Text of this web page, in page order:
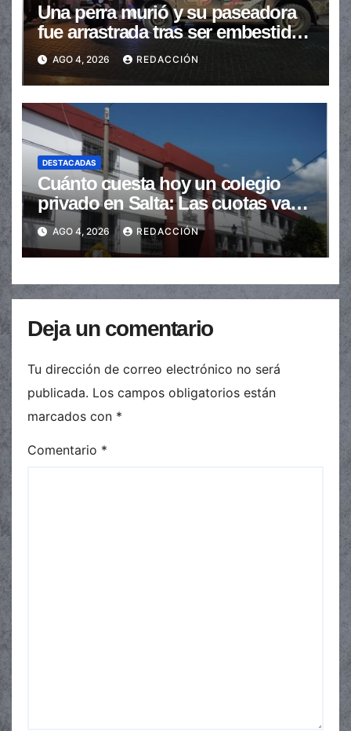
Una perra murió y su paseadora
fue arrastrada tras ser embestidas
en la senda peatonal
AGO 4, 2026 REDACCIÓN
DESTACADAS
Cuánto cuesta hoy un colegio
privado en Salta: Las cuotas van
de $110.000 a más de $600.000
AGO 4, 2026 REDACCIÓN
Deja un comentario
Tu dirección de correo electrónico no será
publicada. Los campos obligatorios están
marcados con *
Comentario *